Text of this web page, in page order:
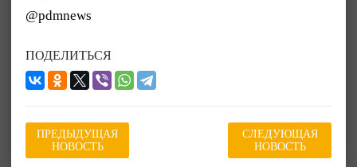
@pdmnews
ПОДЕЛИТЬСЯ
ПРЕДЫДУЩАЯ
НОВОСТЬ
СЛЕДУЮЩАЯ
НОВОСТЬ